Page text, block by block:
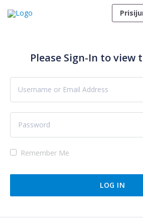
Please Sign-In to view
Remember Me